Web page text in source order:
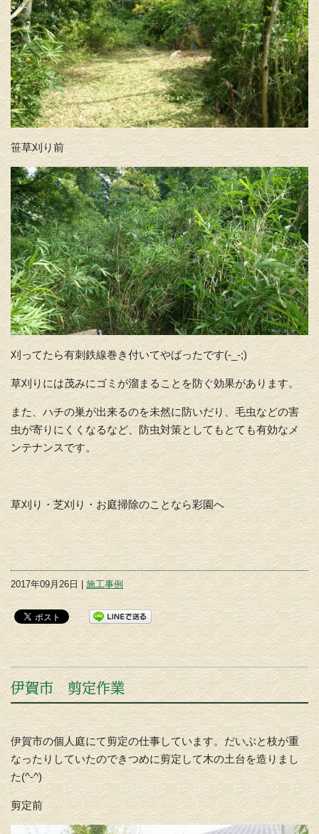
笹草刈り前
刈ってたら有刺鉄線巻き付いてやばったです(-_-;)
草刈りには茂みにゴミが溜まることを防ぐ効果があります。
また、ハチの巣が出来るのを未然に防いだり、毛虫などの害
虫が寄りにくくなるなど、防虫対策としてもとても有効なメ
ンテナンスです。
草刈り・芝刈り・お庭掃除のことなら彩園へ
2017年09月26日 |施工事例
伊賀市 剪定作業
伊賀市の個人庭にて剪定の仕事しています。だいぶと枝が重
なったりしていたのできつめに剪定して木の土台を造りまし
た(^-^)
剪定前